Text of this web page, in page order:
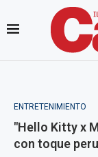
ENTRETENIMIENTO
"Hello Kitty x
con toque